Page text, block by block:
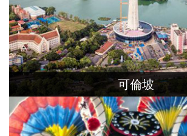
可倫坡
可倫坡的名稱來自僧伽羅語，意為
其後葡萄牙人將其拼寫成Colombo
倫布。是斯里蘭卡的最大城